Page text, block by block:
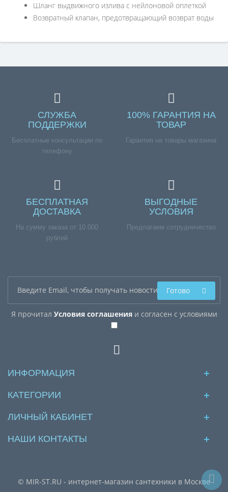
Шланг выдвижного излива с нейлоновой оплеткой
Возвратный клапан, предотвращающий возврат воды
СЛУЖБА
ПОДДЕРЖКИ
Бесплатные консультации по
телефону
100% ГАРАНТИЯ НА
ТОВАР
Гарантия на товары магазина
БЕСПЛАТНАЯ
ДОСТАВКА
На сумму заказа от 10 000
рублей
ВЫГОДНЫЕ
УСЛОВИЯ
Предлагаем сотрудничество
Я прочитал Условия соглашенияи согласен с условиями
Готово
ИНФОРМАЦИЯ
КАТЕГОРИИ
ЛИЧНЫЙ КАБИНЕТ
НАШИ КОНТАКТЫ
© MIR-ST.RU - интернет-магазин сантехники в Москве